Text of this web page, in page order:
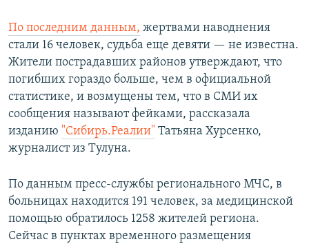
По последним данным, жертвами наводнения
стали 16 человек, судьба еще девяти — не известна.
Жители пострадавших районов утверждают, что
погибших гораздо больше, чем в официальной
статистике, и возмущены тем, что в СМИ их
сообщения называют фейками, рассказала
изданию "Сибирь.Реалии" Татьяна Хурсенко,
журналист из Тулуна.
По данным пресс-службы регионального МЧС, в
больницах находится 191 человек, за медицинской
помощью обратилось 1258 жителей региона.
Сейчас в пунктах временного размещения